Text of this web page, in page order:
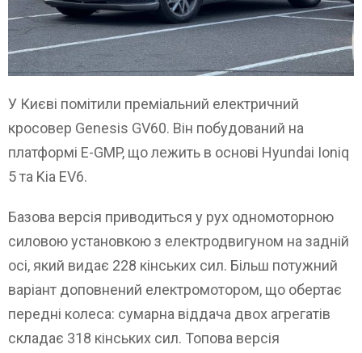
У Києві помітили преміальний електричний
кросовер Genesis GV60. Він побудований на
платформі E-GMP, що лежить в основі Hyundai Ioniq
5 та Kia EV6.
Базова версія приводиться у рух одномоторною
силовою установкою з електродвигуном на задній
осі, який видає 228 кінських сил. Більш потужний
варіант доповнений електромотором, що обертає
передні колеса: сумарна віддача двох агрегатів
складає 318 кінських сил. Топова версія